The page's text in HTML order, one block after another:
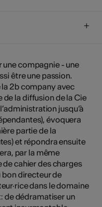
compagnie - une
être une passion.
2b company avec
de la diffusion de la Cie
jusqu’à
évoquera
partie de la
et répondra ensuite
par la même
cahier des charges
directeur de
dans le domaine
de dédramatiser un